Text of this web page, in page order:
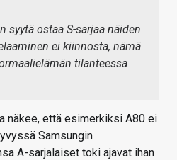
syytä ostaa S-sarjaa näiden
ei kiinnosta, nämä
tilanteessa
näkee, että esimerkiksi A80 ei
Samsungin
A-sarjalaiset toki ajavat ihan